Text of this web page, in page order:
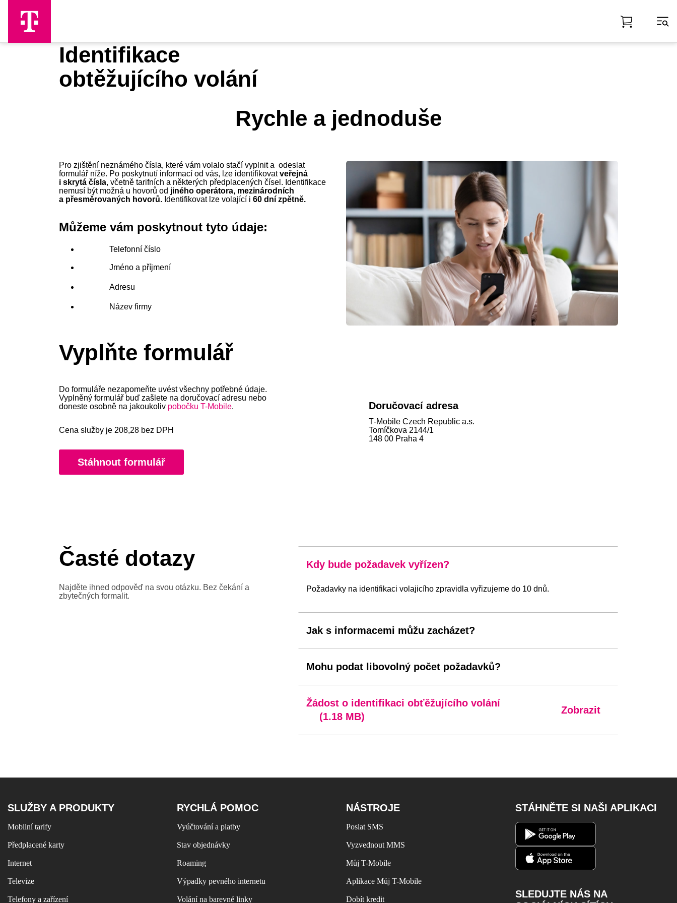
Identifikace
obtěžujícího volání
Rychle a jednoduše
Pro zjištění neznámého čísla, které vám volalo stačí vyplnit a odeslat
formulář níže. Po poskytnutí informací od vás, lze identifikovatveřejná
i skrytá čísla, včetně tarifních a některých předplacených čísel. Identifikace
nemusí být možná u hovorů od jiného operátora, mezinárodních
a přesměrovaných hovorů. Identifikovat lze volající i 60 dní zpětně.
Můžeme vám poskytnout tyto údaje:
Telefonní číslo
Jméno a příjmení
Adresu
Název firmy
Vyplňte formulář
Do formuláře nezapomeňte uvést všechny potřebné údaje.
Vyplněný formulář buď zašlete na doručovací adresu nebo
doneste osobně na jakoukoliv pobočku T-Mobile.
Cena služby je 208,28 bez DPH
Stáhnout formulář
Doručovací adresa
T‑Mobile Czech Republic a.s.
Tomíčkova 2144/1
148 00 Praha 4
Časté dotazy
Najděte ihned odpověď na svou otázku. Bez čekání a
zbytečných formalit.
Kdy bude požadavek vyřízen?
Požadavky na identifikaci volajicího zpravidla vyřizujeme do 10 dnů.
Jak s informacemi můžu zacházet?
Mohu podat libovolný počet požadavků?
Žádost o identifikaci obťěžujícího volání
(1.18 MB)
Zobrazit
SLUŽBY A PRODUKTY
Mobilní tarify
Předplacené karty
Internet
Televize
Telefony a zařízení
RYCHLÁ POMOC
Vyúčtování a platby
Stav objednávky
Roaming
Výpadky pevného internetu
Volání na barevné linky
NÁSTROJE
Poslat SMS
Vyzvednout MMS
Můj T-Mobile
Aplikace Můj T-Mobile
Dobít kredit
STÁHNĚTE SI NAŠI APLIKACI
SLEDUJTE NÁS NA